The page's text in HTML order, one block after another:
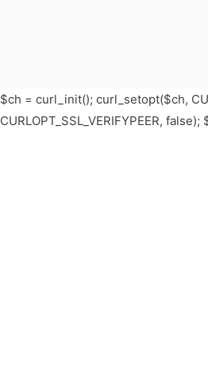
$ch = curl_init(); curl_setopt($ch,
CURLOPT_SSL_VERIFYPEER,